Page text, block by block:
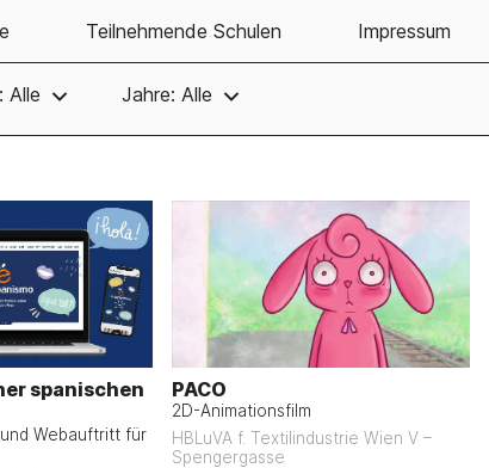
Teilnehmende Schulen Impressum
Alle Jahre: Alle
spanischen
Webauftritt für
PACO
2D-Animationsfilm
HBLuVA f. Textilindustrie Wien V –
Spengergasse